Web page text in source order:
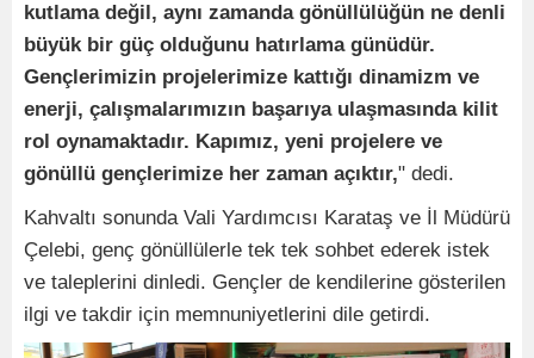
kutlama değil, aynı zamanda gönüllülüğün ne denli
büyük bir güç olduğunu hatırlama günüdür.
Gençlerimizin projelerimize kattığı dinamizm ve
enerji, çalışmalarımızın başarıya ulaşmasında kilit
rol oynamaktadır. Kapımız, yeni projelere ve
gönüllü gençlerimize her zaman açıktır," dedi.
Kahvaltı sonunda Vali Yardımcısı Karataş ve İl Müdürü
Çelebi, genç gönüllülerle tek tek sohbet ederek istek
ve taleplerini dinledi. Gençler de kendilerine gösterilen
ilgi ve takdir için memnuniyetlerini dile getirdi.